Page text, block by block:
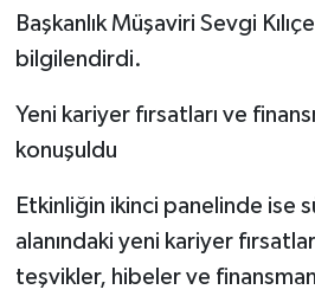
Başkanlık Müşaviri Sevgi
bilgilendirdi.
Yeni kariyer fırsatları ve
konuşuldu
Etkinliğin ikinci panelinde ise
alanındaki yeni kariyer
teşvikler, hibeler ve finansman